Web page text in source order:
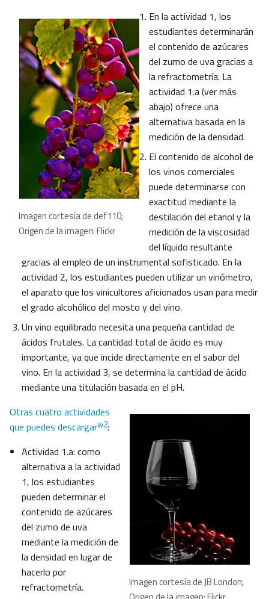
Imagen cortesía de def110;
Origen de la imagen: Flickr
En la actividad 1, los
estudiantes determinarán
el contenido de azúcares
del zumo de uva gracias a
la refractometría. La
actividad 1.a (ver más
abajo) ofrece una
alternativa basada en la
medición de la densidad.
El contenido de alcohol de
los vinos comerciales
puede determinarse con
exactitud mediante la
destilación del etanol y la
medición de la viscosidad
del líquido resultante
gracias al empleo de un instrumental sofisticado. En la
actividad 2, los estudiantes pueden utilizar un vinómetro,
el aparato que los vinicultores aficionados usan para medir
el grado alcohólico del mosto y del vino.
Un vino equilibrado necesita una pequeña cantidad de
ácidos frutales. La cantidad total de ácido es muy
importante, ya que incide directamente en el sabor del
vino. En la actividad 3, se determina la cantidad de ácido
mediante una titulación basada en el pH.
Imagen cortesía de JB London;
Otras cuatro actividades
que puedes descargarw2:
Actividad 1.a: como
alternativa a la actividad
1, los estudiantes
pueden determinar el
contenido de azúcares
del zumo de uva
mediante la medición de
la densidad en lugar de
hacerlo por
refractometría.